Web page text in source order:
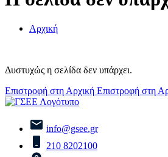
Αρχική
Δυστυχώς η σελίδα δεν υπάρχει.
Επιστροφή στη Αρχική Επιστροφή στη
info@gsee.gr
210 8202100